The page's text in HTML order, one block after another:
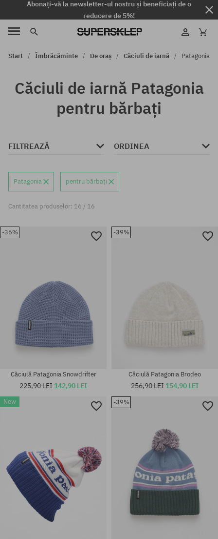
Abonați-vă la newsletter-ul nostru și beneficiați de o
reducere de 5%!
Start Îmbrăcăminte De oraș Căciuli de iarnă Patagonia
Căciuli de iarnă Patagonia
pentru bărbați
FILTREAZĂ ORDINEA
Patagonia pentru bărbați
Cantitatea produselor: 16 / 16
-36%
Căciulă Patagonia Snowdrifter
225,90 LEI 142,90 LEI
-39%
Căciulă Patagonia Brodeo
256,90 LEI 154,90 LEI
New -39%